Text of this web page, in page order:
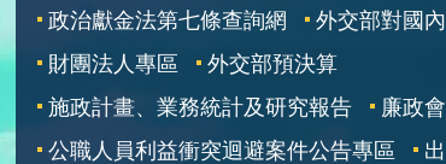
政治獻金法第七條查詢網
外交部對國
財團法人專區
外交部預決算
施政計畫、業務統計及研究報告
廉政
公職人員利益衝突迴避案件公告專區